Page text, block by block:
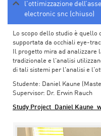
l'ottimizzazione
electronic snc (chiuso)
Lo scopo dello studio è quello
supportata da occhiali eye-
Il progetto mira ad analizzare
tradizionale e l'analisi
di tali sistemi per l'analisi e
Studente: Daniel Kaune
Supervisor: Dr. Erwin Rauch
Study Project_Daniel